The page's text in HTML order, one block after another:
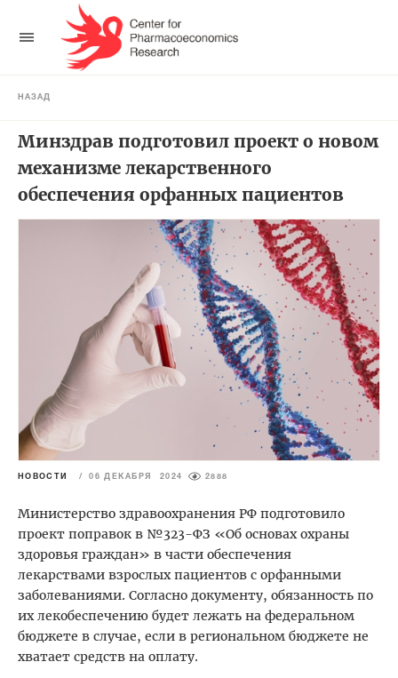
НАЗАД
Минздрав подготовил проект о новом
механизме лекарственного
обеспечения орфанных пациентов
НОВОСТИ / 06 ДЕКАБРЯ 2024 2888
Министерство здравоохранения РФ подготовило
проект поправок в №323-ФЗ «Об основах охраны
здоровья граждан» в части обеспечения
лекарствами взрослых пациентов с орфанными
заболеваниями. Согласно документу, обязанность по
их лекобеспечению будет лежать на федеральном
бюджете в случае, если в региональном бюджете не
хватает средств на оплату.